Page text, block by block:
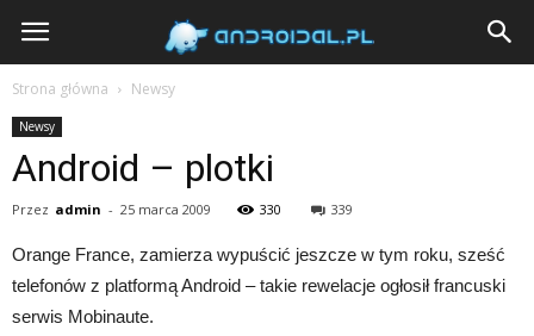
Androidal
Strona główna Newsy
Newsy
Android – plotki
Przez admin - 25 marca 2009 330 339
Orange France, zamierza wypuścić jeszcze w tym roku, sześć
telefonów z platformą Android – takie rewelacje ogłosił francuski
serwis Mobinaute.